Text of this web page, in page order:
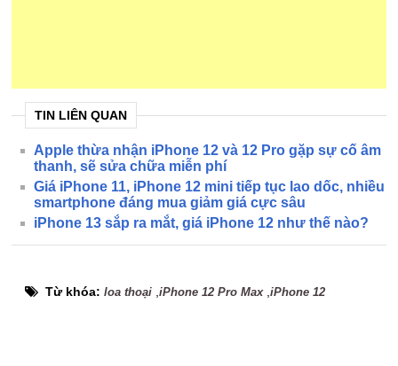
TIN LIÊN QUAN
Apple thừa nhận iPhone 12 và 12 Pro gặp sự cố âm
thanh, sẽ sửa chữa miễn phí
Giá iPhone 11, iPhone 12 mini tiếp tục lao dốc, nhiều
smartphone đáng mua giảm giá cực sâu
iPhone 13 sắp ra mắt, giá iPhone 12 như thế nào?
Từ khóa:loa thoại ,iPhone 12 Pro Max,iPhone 12